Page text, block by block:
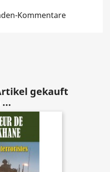
Kommentare
gekauft